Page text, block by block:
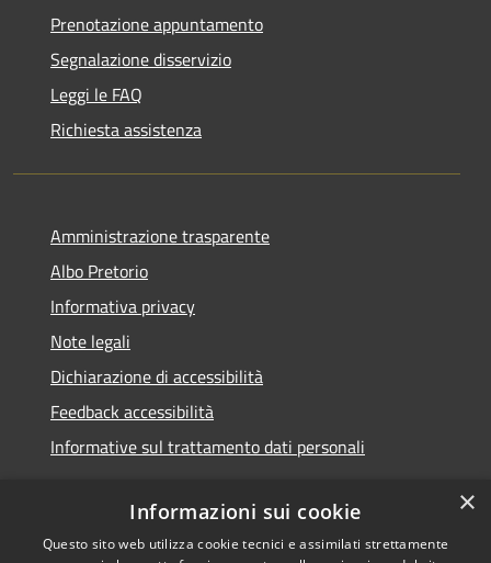
Prenotazione appuntamento
Segnalazione disservizio
Leggi le FAQ
Richiesta assistenza
Amministrazione trasparente
Albo Pretorio
Informativa privacy
Note legali
Dichiarazione di accessibilità
Feedback accessibilità
Informative sul trattamento dati personali
RSS Copyright © 2026 • Comune di
×
Informazioni sui cookie
Questo sito web utilizza cookie tecnici e assimilati strettamente